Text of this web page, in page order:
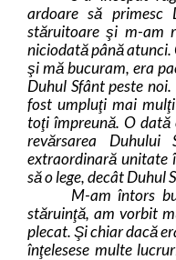
ardoare să primesc
stăruitoare şi m-am
niciodată până atunci.
şi mă bucuram, era
Duhul Sfânt peste
fost umpluţi mai
toţi împreună. O dată
revărsarea
extraordinară unitate
să o lege, decât Duhul
M-am întors
stăruinţă, am vorbit
plecat. Şi chiar dacă
înţelesese multe